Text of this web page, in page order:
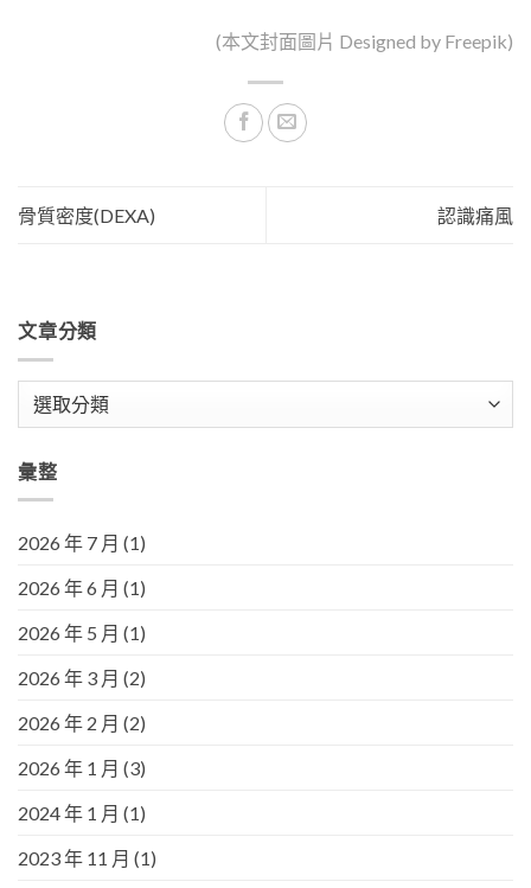
文章分類
類
彙整
2026 年 7 月 (1)
2026 年 6 月 (1)
2026 年 5 月 (1)
2026 年 3 月 (2)
2026 年 2 月 (2)
2026 年 1 月 (3)
2024 年 1 月 (1)
2023 年 11 月 (1)
(本文封面圖片 Designed by Freepik)
骨質密度(DEXA) 認識痛風